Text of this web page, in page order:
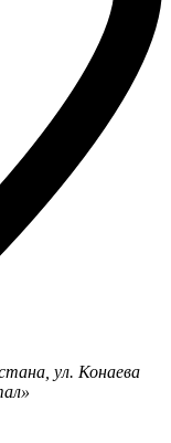
ул. Конаева